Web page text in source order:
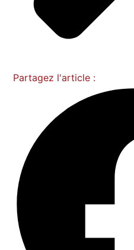
Partagez l'article :